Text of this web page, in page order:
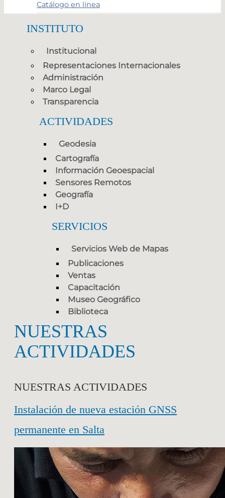
Catálogo en línea
INSTITUTO
Institucional
Representaciones Internacionales
Administración
Marco Legal
Transparencia
ACTIVIDADES
Geodesia
Cartografía
Información Geoespacial
Sensores Remotos
Geografía
I+D
SERVICIOS
Servicios Web de Mapas
Publicaciones
Ventas
Capacitación
Museo Geográfico
Biblioteca
NUESTRAS
ACTIVIDADES
NUESTRAS ACTIVIDADES
Instalación de nueva estación GNSS
permanente en Salta